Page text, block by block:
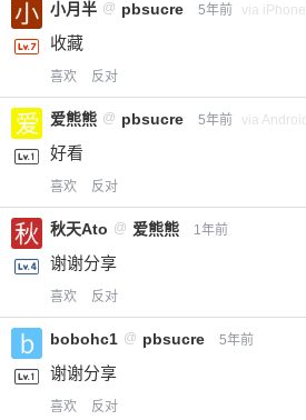
小月半 @ pbsucre 5年前 via iPhone
收藏
喜欢 反对
爱熊熊 @ pbsucre 5年前 via Android
好看
喜欢 反对
秋天Ato @ 爱熊熊 1年前
谢谢分享
喜欢 反对
bobohc1 @ pbsucre 5年前
谢谢分享
喜欢 反对